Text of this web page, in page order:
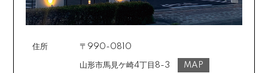
事項をご入力の上、お手続きをお願いいたします。分割
回数は基本的に10～60回の中からお選びいただきま
場合によっては2～6回も可能ですのでご希望のお客様は
ご注文時に備考欄でお知らせください。※ショッピングク
住所 〒990-0810
山形市馬見ケ崎4丁目8-3 MAP